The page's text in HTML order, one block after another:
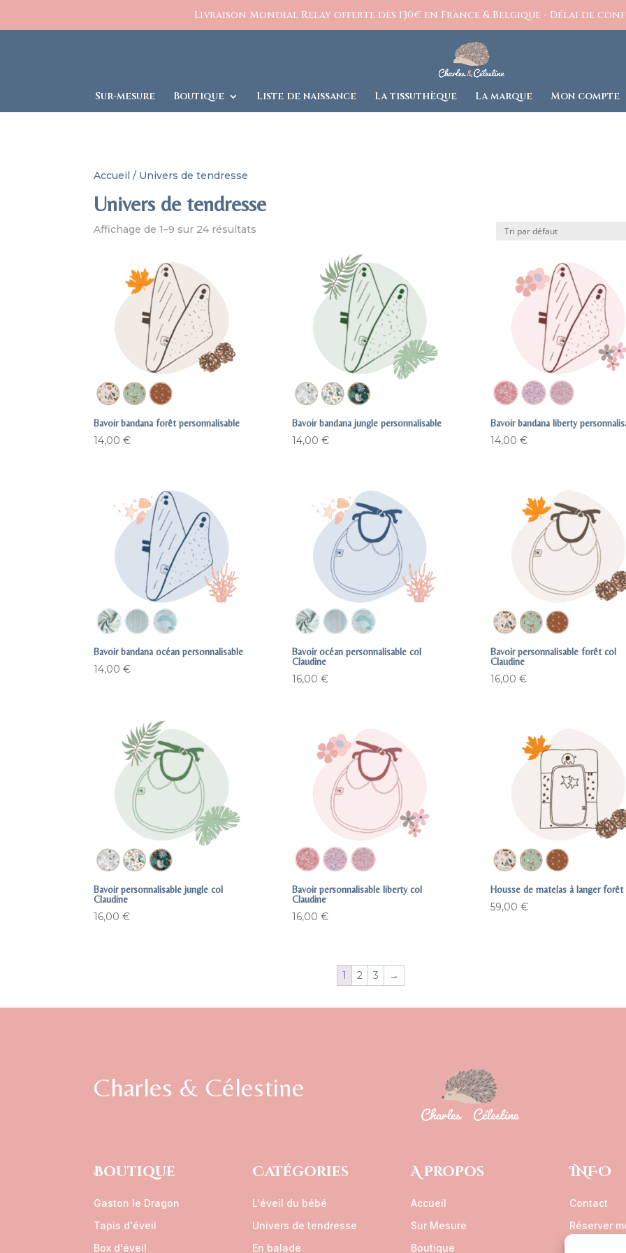
Livraison Mondial Relay offerte dès 130€ en France & Belgique - Délai de
Sur-mesure Boutique Liste de naissance La tissuthèque La marque Mon compte
Accueil / Univers de tendresse
Univers de tendresse
Affichage de 1–9 sur 24 résultats
Bavoir bandana forêt personnalisable
14,00€
Bavoir bandana jungle personnalisable
14,00 €
Bavoir bandana liberty
14,00 €
Bavoir bandana océan personnalisable
14,00€
Bavoir océan personnalisable col
Claudine
16,00 €
Bavoir personnalisable forêt col
Claudine
16,00 €
Bavoir personnalisable jungle col
Claudine
16,00€
Bavoir personnalisable liberty col
Claudine
16,00 €
Housse de matelas à langer forêt
59,00 €
1 2 3 →
Charles & Célestine
Boutique
Gaston le Dragon
Tapis d'éveil
Box d'éveil
Catégories
L'éveil du bébé
Univers de tendresse
En balade
A propos
Accueil
Sur Mesure
Boutique
INFO
Contact
Réserver